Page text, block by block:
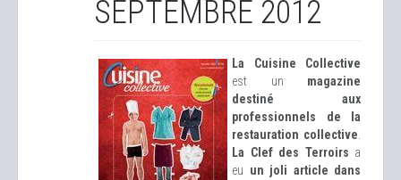
SEPTEMBRE 2012
La Cuisine Collective
est un magazine
destiné aux
professionnels de la
restauration collective
La Clef des Terroirs a
eu un joli article dans